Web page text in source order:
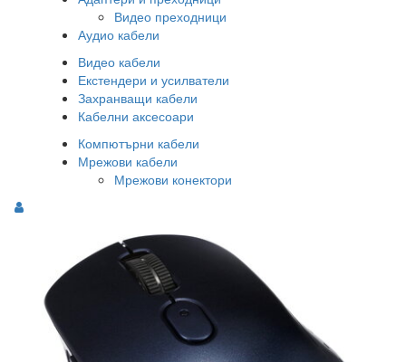
Видео преходници
Аудио кабели
Видео кабели
Екстендери и усилватели
Захранващи кабели
Кабелни аксесоари
Компютърни кабели
Мрежови кабели
Мрежови конектори